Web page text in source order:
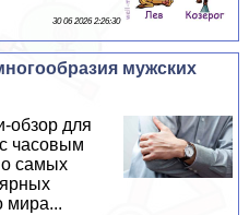
30 06 2026 2:26:30
мужских
обзор для
часовым
о самых
мира...